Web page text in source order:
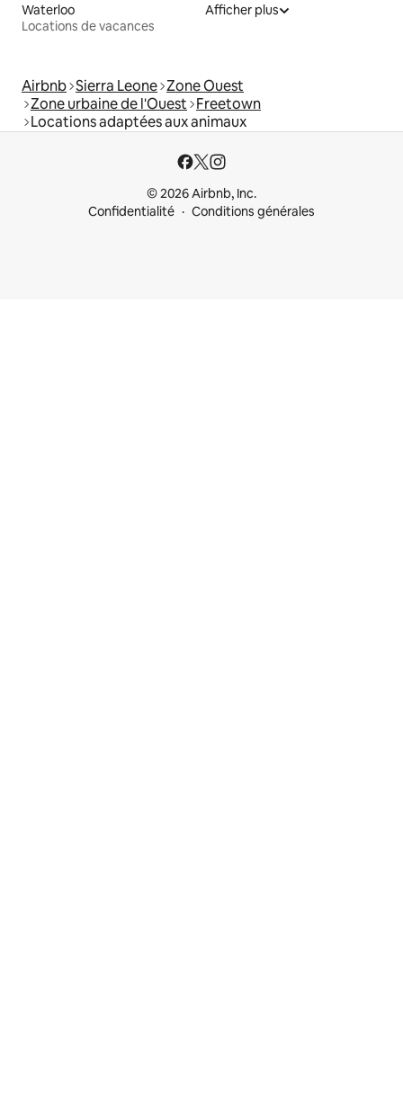
Waterloo
Locations de vacances
Afficher plus
Airbnb Sierra Leone Zone Ouest
Zone urbaine de l'Ouest Freetown
Locations adaptées aux animaux
© 2026 Airbnb, Inc.
Confidentialité
Conditions générales